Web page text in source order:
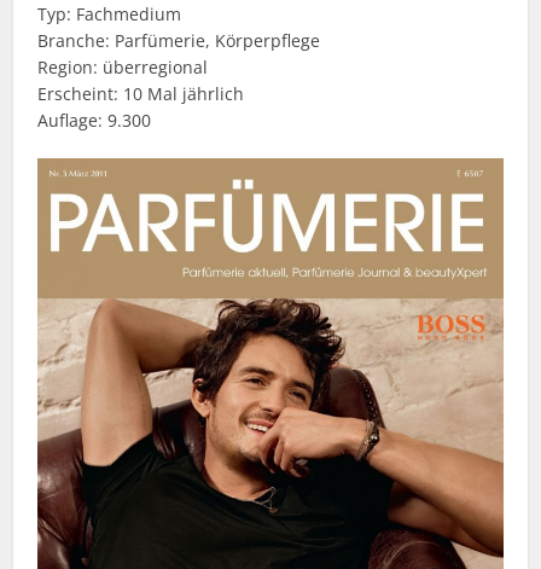
Typ: Fachmedium
Branche: Parfümerie, Körperpflege
Region: überregional
Erscheint: 10 Mal jährlich
Auflage: 9.300